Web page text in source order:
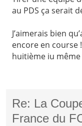
au PDS ça serait
J’aimerais bien
encore en course
huitième iu
Re: La
France du